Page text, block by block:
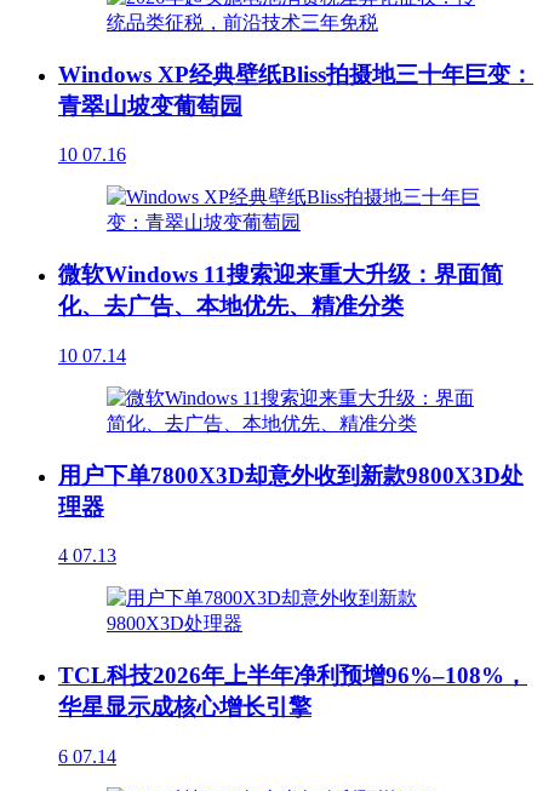
Windows XP经典壁纸Bliss拍摄地三十年巨变：
青翠山坡变葡萄园
10 07.16
微软Windows 11搜索迎来重大升级：界面简
化、去广告、本地优先、精准分类
10 07.14
用户下单7800X3D却意外收到新款9800X3D处
理器
4 07.13
TCL科技2026年上半年净利预增96%–108%，
华星显示成核心增长引擎
6 07.14